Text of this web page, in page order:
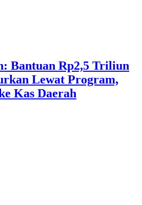
Bantuan Rp2,5 Triliun
Lewat Program,
Kas Daerah